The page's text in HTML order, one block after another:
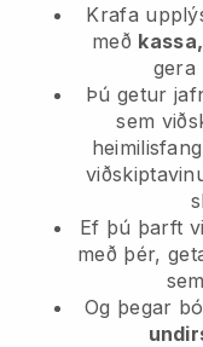
Krafa
með
gera
Þú getur
sem
Ef þú þarft
með þér,
Og þegar